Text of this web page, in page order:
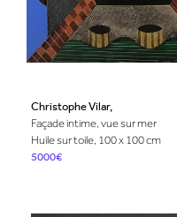
Christophe Vilar,
Façade intime, vue sur mer
Huile sur toile, 100 x 100 cm
5000€